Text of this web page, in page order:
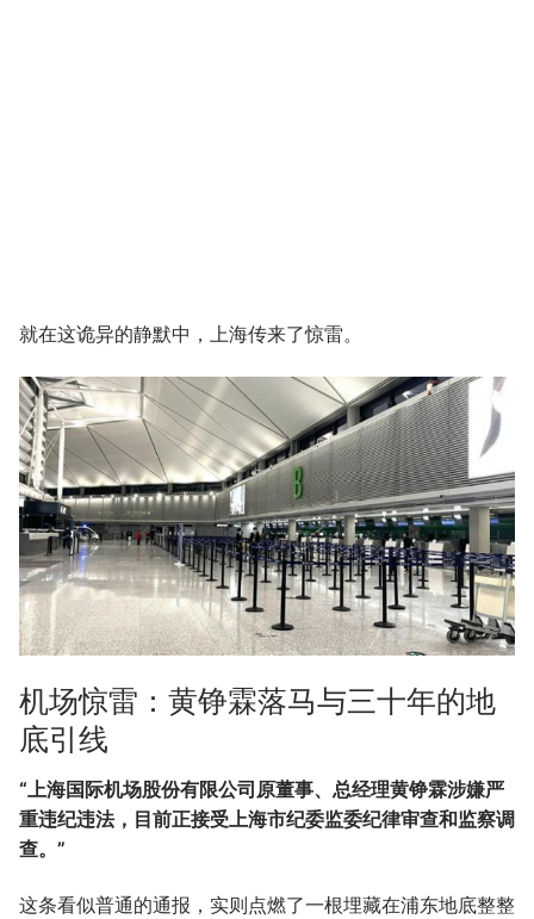
就在这诡异的静默中，上海传来了惊雷。
机场惊雷：黄铮霖落马与三十年的地
底引线
“上海国际机场股份有限公司原董事、总经理黄铮霖涉嫌严
重违纪违法，目前正接受上海市纪委监委纪律审查和监察调
查。”
这条看似普通的通报，实则点燃了一根埋藏在浦东地底整整